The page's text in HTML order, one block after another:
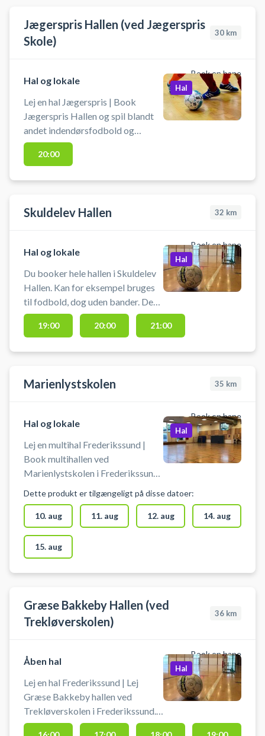
Jægerspris Hallen (ved Jægerspris
Skole)
30 km
Book en bane
Hal og lokale
Lej en hal Jægerspris | Book
Jægerspris Hallen og spil blandt
andet indendørsfodbold og
badminton. Medbring selv bold,
ketchere og andet udstyr.
Hal
20:00
Skuldelev Hallen 32 km
Book en bane
Hal og lokale
Du booker hele hallen i Skuldelev
Hallen. Kan for eksempel bruges
til fodbold, dog uden bander. Der
skal selv bedbringes fodbold. Der
er mulighed for omklædning. Hvis
Hal
19:00 20:00 21:00
Marienlystskolen 35 km
Book en bane
Hal og lokale
Lej en multihal Frederikssund |
Book multihallen ved
Marienlystskolen i Frederikssund.
volleyball i Frederikssund.
Medbring selv bold, ketchere og
andet udstyr. Multihallen ligger
ved Marienlystskolen.
Hal
Dette produkt er tilgængeligt på disse datoer:
10. aug 11. aug 12. aug 14. aug
15. aug
Græse Bakkeby Hallen (ved
Trekløverskolen)
36 km
Book en bane
Åben hal
Lej en hal Frederikssund | Lej
Græse Bakkeby hallen ved
Trekløverskolen i Frederikssund.
Book hallen ved skolen og spil
Hal